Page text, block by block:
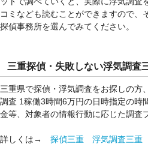
コミなども読むことができますので、
探偵事務所を選んでみてください。
三重探偵・失敗しない浮気調査
三重県で探偵・浮気調査をお探しの方
調査 1稼働3時間6万円の日時指定の時
金等、対象者の情報行動に応じた調査
詳しくは→ 探偵三重 浮気調査三重